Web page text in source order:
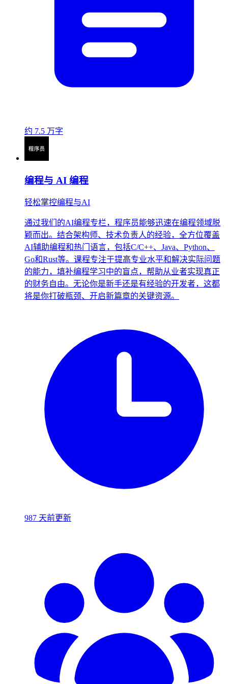
约 7.5 万字
编程与 AI 编程
轻松掌控编程与AI
通过我们的AI编程专栏，程序员能够迅速在编程领域脱
颖而出。结合架构师、技术负责人的经验，全方位覆盖
AI辅助编程和热门语言，包括C/C++、Java、Python、
Go和Rust等。课程专注于提高专业水平和解决实际问题
的能力，填补编程学习中的盲点，帮助从业者实现真正
的财务自由。无论你是新手还是有经验的开发者，这都
将是你打破瓶颈、开启新篇章的关键资源。
987 天前更新